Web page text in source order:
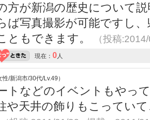
方が新潟の歴史について
ば写真撮影が可能ですし
ともできます。
（投稿
現在： 0 人
/新潟市/30代/Lv.49）
トなどのイベントもやっ
や天井の飾りもこってい